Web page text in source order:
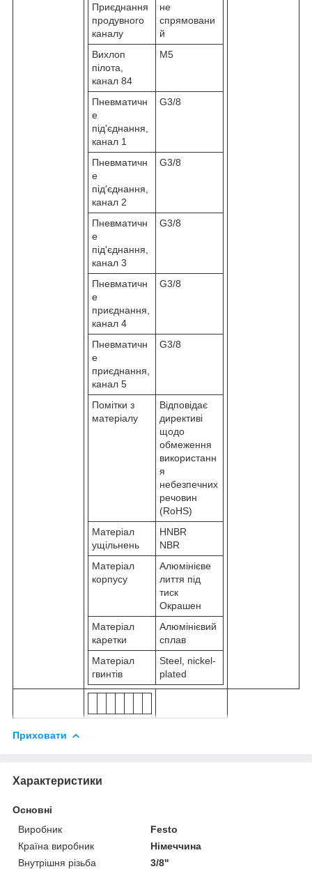
Приєднання
продувного
каналу
не
спрямовани
й
Вихлоп
пілота,
канал 84
M5
Пневматичн
е
під'єднання,
канал 1
G3/8
Пневматичн
е
під'єднання,
канал 2
G3/8
Пневматичн
е
під'єднання,
канал 3
G3/8
Пневматичн
е
приєднання,
канал 4
G3/8
Пневматичн
е
приєднання,
канал 5
G3/8
Помітки з
матеріалу
Відповідає
директиві
щодо
обмеження
використанн
я
небезпечних
речовин
(RoHS)
Матеріал
ущільнень
HNBR
NBR
Матеріал
корпусу
Алюмінієве
лиття під
тиск
Окрашен
Матеріал
каретки
Алюмінієвий
сплав
Матеріал
гвинтів
Steel, nickel-
plated
Приховати
Характеристики
Основні
Виробник
Festo
Країна виробник
Німеччина
Внутрішня різьба
3/8"